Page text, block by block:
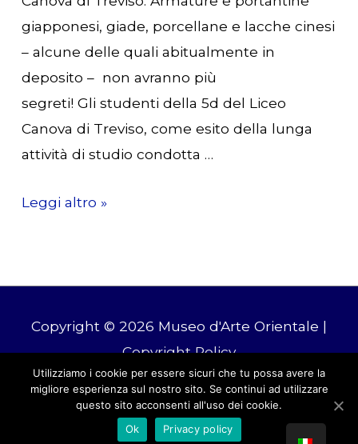
giapponesi, giade, porcellane e lacche cinesi
– alcune delle quali abitualmente in
deposito – non avranno più
segreti! Gli studenti della 5d del Liceo
Canova di Treviso, come esito della lunga
attività di studio condotta …
GEP
del
Patrimonio
2021
Leggi altro »
Copyright © 2026 Museo d'Arte Orientale |
Copyright Policy
Tel: +39 0415241173 | E-mail: drm-
ven.orientale@cultura.gov.it
Utilizziamo i cookie per essere sicuri che tu possa avere la
migliore esperienza sul nostro sito. Se continui ad utilizzare
questo sito acconsenti all'uso dei cookie.
Ok
Privacy policy